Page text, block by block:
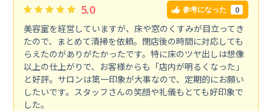
5.0 参考になった 0
美容室を経営していますが、床や窓のくすみが目立ってき
たので、まとめて清掃を依頼。閉店後の時間に対応しても
らえたのがありがたかったです。特に床のツヤ出しは想像
以上の仕上がりで、お客様からも「店内が明るくなった」
と好評。サロンは第一印象が大事なので、定期的にお願い
したいです。スタッフさんの笑顔や礼儀もとても好印象で
した。